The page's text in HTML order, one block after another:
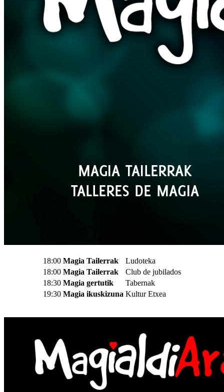
18:00 Magia Tailerrak
Ludoteka
18:00 Magia Tailerrak
Club de jubilados
18:30 Magia gertutik
Tabernak
19:30 Magia ikuskizuna Kultur Etxea